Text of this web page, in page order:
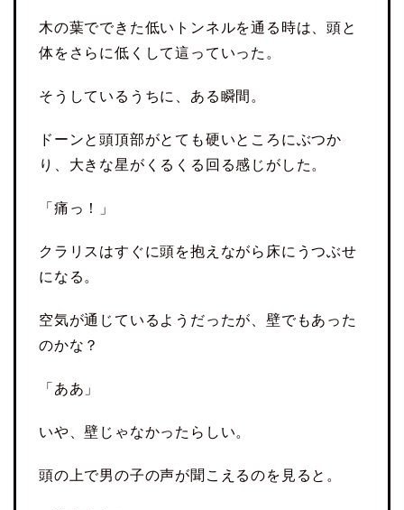
木の葉でできた低いトンネルを通る時は、頭と
体をさらに低くして這っていった。
そうしているうちに、ある瞬間。
ドーンと頭頂部がとても硬いところにぶつか
り、大きな星がくるくる回る感じがした。
「痛っ！」
クラリスはすぐに頭を抱えながら床にうつぶせ
になる。
空気が通じているようだったが、壁でもあった
のかな？
「ああ」
いや、壁じゃなかったらしい。
頭の上で男の子の声が聞こえるのを見ると。